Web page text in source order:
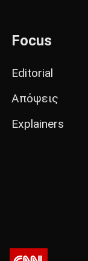
Focus
Editorial
Απόψεις
Explainers